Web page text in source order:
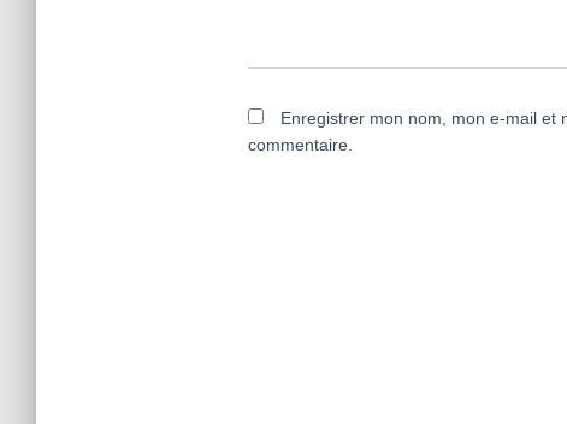
Enregistrer mon nom, mon e-mail et
commentaire.